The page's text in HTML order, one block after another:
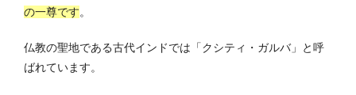
の一尊です。
仏教の聖地である古代インドでは「クシティ・ガルバ」と呼
ばれています。